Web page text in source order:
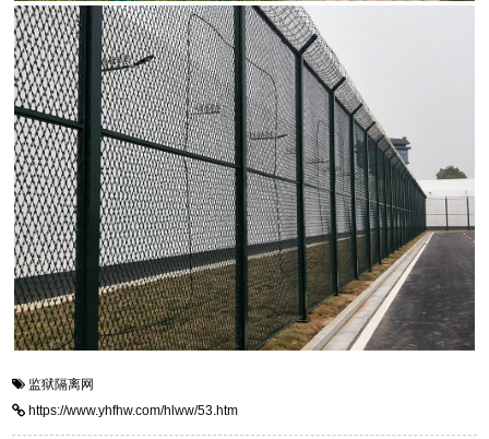
监狱隔离网
https://www.yhfhw.com/hlww/53.htm